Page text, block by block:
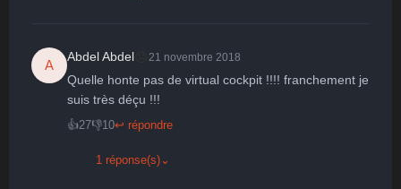
A
Abdel Abdel 21 novembre 2018
Quelle honte pas de virtual cockpit !!!! franchement je
suis très déçu !!!
👍27👎10↩ répondre
1 réponse(s) ⌄